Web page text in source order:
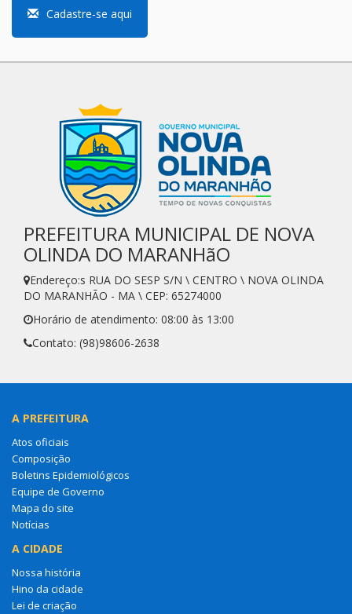
Cadastre-se aqui
PREFEITURA MUNICIPAL DE NOVA
OLINDA DO MARANHãO
Endereço:s RUA DO SESP S/N \ CENTRO \ NOVA OLINDA
DO MARANHÃO - MA \ CEP: 65274000
Horário de atendimento: 08:00 às 13:00
Contato: (98)98606-2638
A PREFEITURA
Atos oficiais
Composição
Boletins Epidemiológicos
Equipe de Governo
Mapa do site
Notícias
A CIDADE
Nossa história
Hino da cidade
Lei de criação